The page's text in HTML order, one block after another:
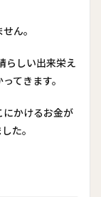
ん。
らしい出来栄え
てきます。
にかけるお金が
た。